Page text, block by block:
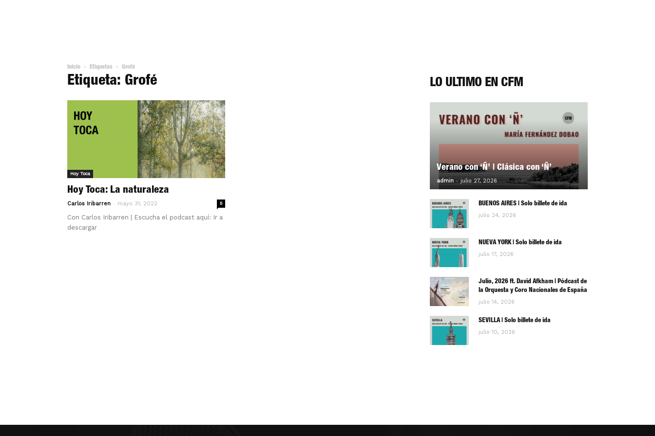
Inicio Etiquetas Grofé
Etiqueta: Grofé
Hoy Toca
Hoy Toca: La naturaleza
Carlos Iribarren - mayo 31, 2022 5
Con Carlos Iribarren | Escucha el podcast aquí: Ir a
descargar
LO ÚLTIMO EN CFM
Verano con ‘Ñ’ | Clásica con ‘Ñ’
admin - julio 27, 2026 0
BUENOS AIRES | Solo billete de ida
julio 24, 2026
NUEVA YORK | Solo billete de ida
julio 17, 2026
Julio, 2026 ft. David Afkham | Pódcast de
la Orquesta y Coro Nacionales de España
julio 14, 2026
SEVILLA | Solo billete de ida
julio 10, 2026